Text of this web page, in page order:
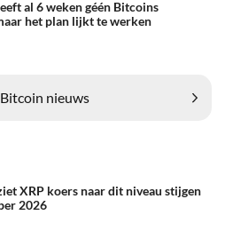
al 6 weken géén Bitcoins
het plan lijkt te werken
nieuws
XRP koers naar dit niveau stijgen
2026